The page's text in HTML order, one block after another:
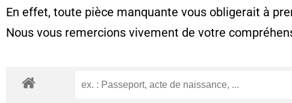
En effet, toute pièce manquante vous obligerait à
Nous vous remercions vivement de votre